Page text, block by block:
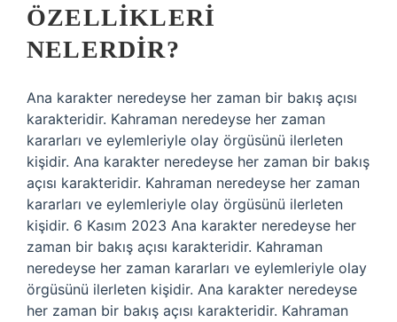
ÖZELLIKLERI
NELERDIR?
Ana karakter neredeyse her zaman bir bakış açısı
karakteridir. Kahraman neredeyse her zaman
kararları ve eylemleriyle olay örgüsünü ilerleten
kişidir. Ana karakter neredeyse her zaman bir bakış
açısı karakteridir. Kahraman neredeyse her zaman
kararları ve eylemleriyle olay örgüsünü ilerleten
kişidir. 6 Kasım 2023 Ana karakter neredeyse her
zaman bir bakış açısı karakteridir. Kahraman
neredeyse her zaman kararları ve eylemleriyle olay
örgüsünü ilerleten kişidir. Ana karakter neredeyse
her zaman bir bakış açısı karakteridir. Kahraman